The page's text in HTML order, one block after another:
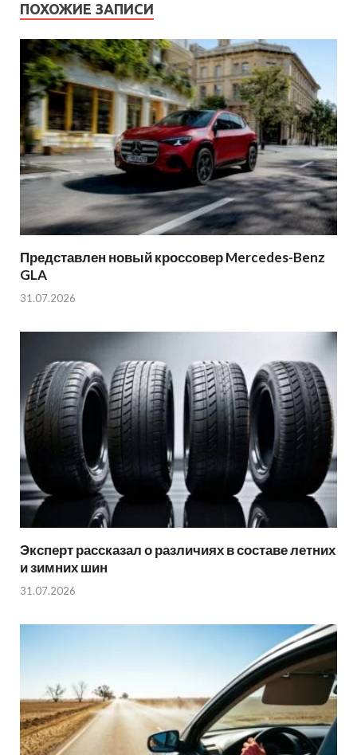
ПОХОЖИЕ ЗАПИСИ
Представлен новый кроссовер Mercedes-Benz
GLA
31.07.2026
Эксперт рассказал о различиях в составе летних
и зимних шин
31.07.2026